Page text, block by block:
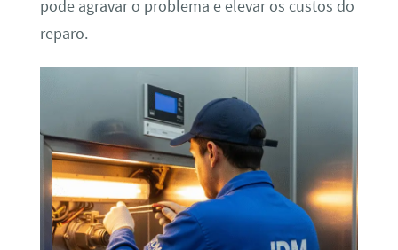
pode agravar o problema e elevar os custos do
reparo.